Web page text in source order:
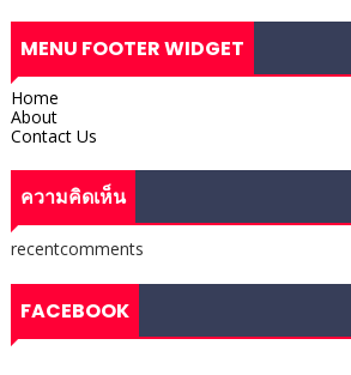
MENU FOOTER WIDGET
Home
About
Contact Us
ความคิดเห็น
recentcomments
FACEBOOK